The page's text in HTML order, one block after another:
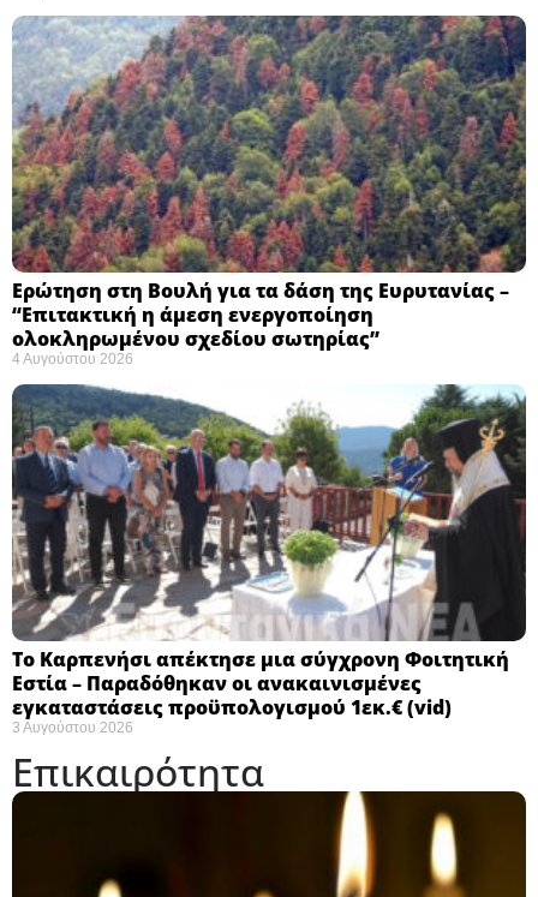
Ερώτηση στη Βουλή για τα δάση της Ευρυτανίας –
“Eπιτακτική η άμεση ενεργοποίηση
ολοκληρωμένου σχεδίου σωτηρίας”
4 Αυγούστου 2026
Το Καρπενήσι απέκτησε μια σύγχρονη Φοιτητική
Εστία – Παραδόθηκαν οι ανακαινισμένες
εγκαταστάσεις προϋπολογισμού 1εκ.€ (vid)
3 Αυγούστου 2026
Επικαιρότητα